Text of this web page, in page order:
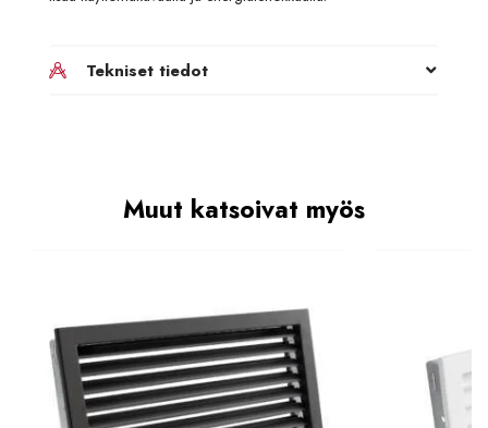
Tekniset tiedot
Muut katsoivat myös